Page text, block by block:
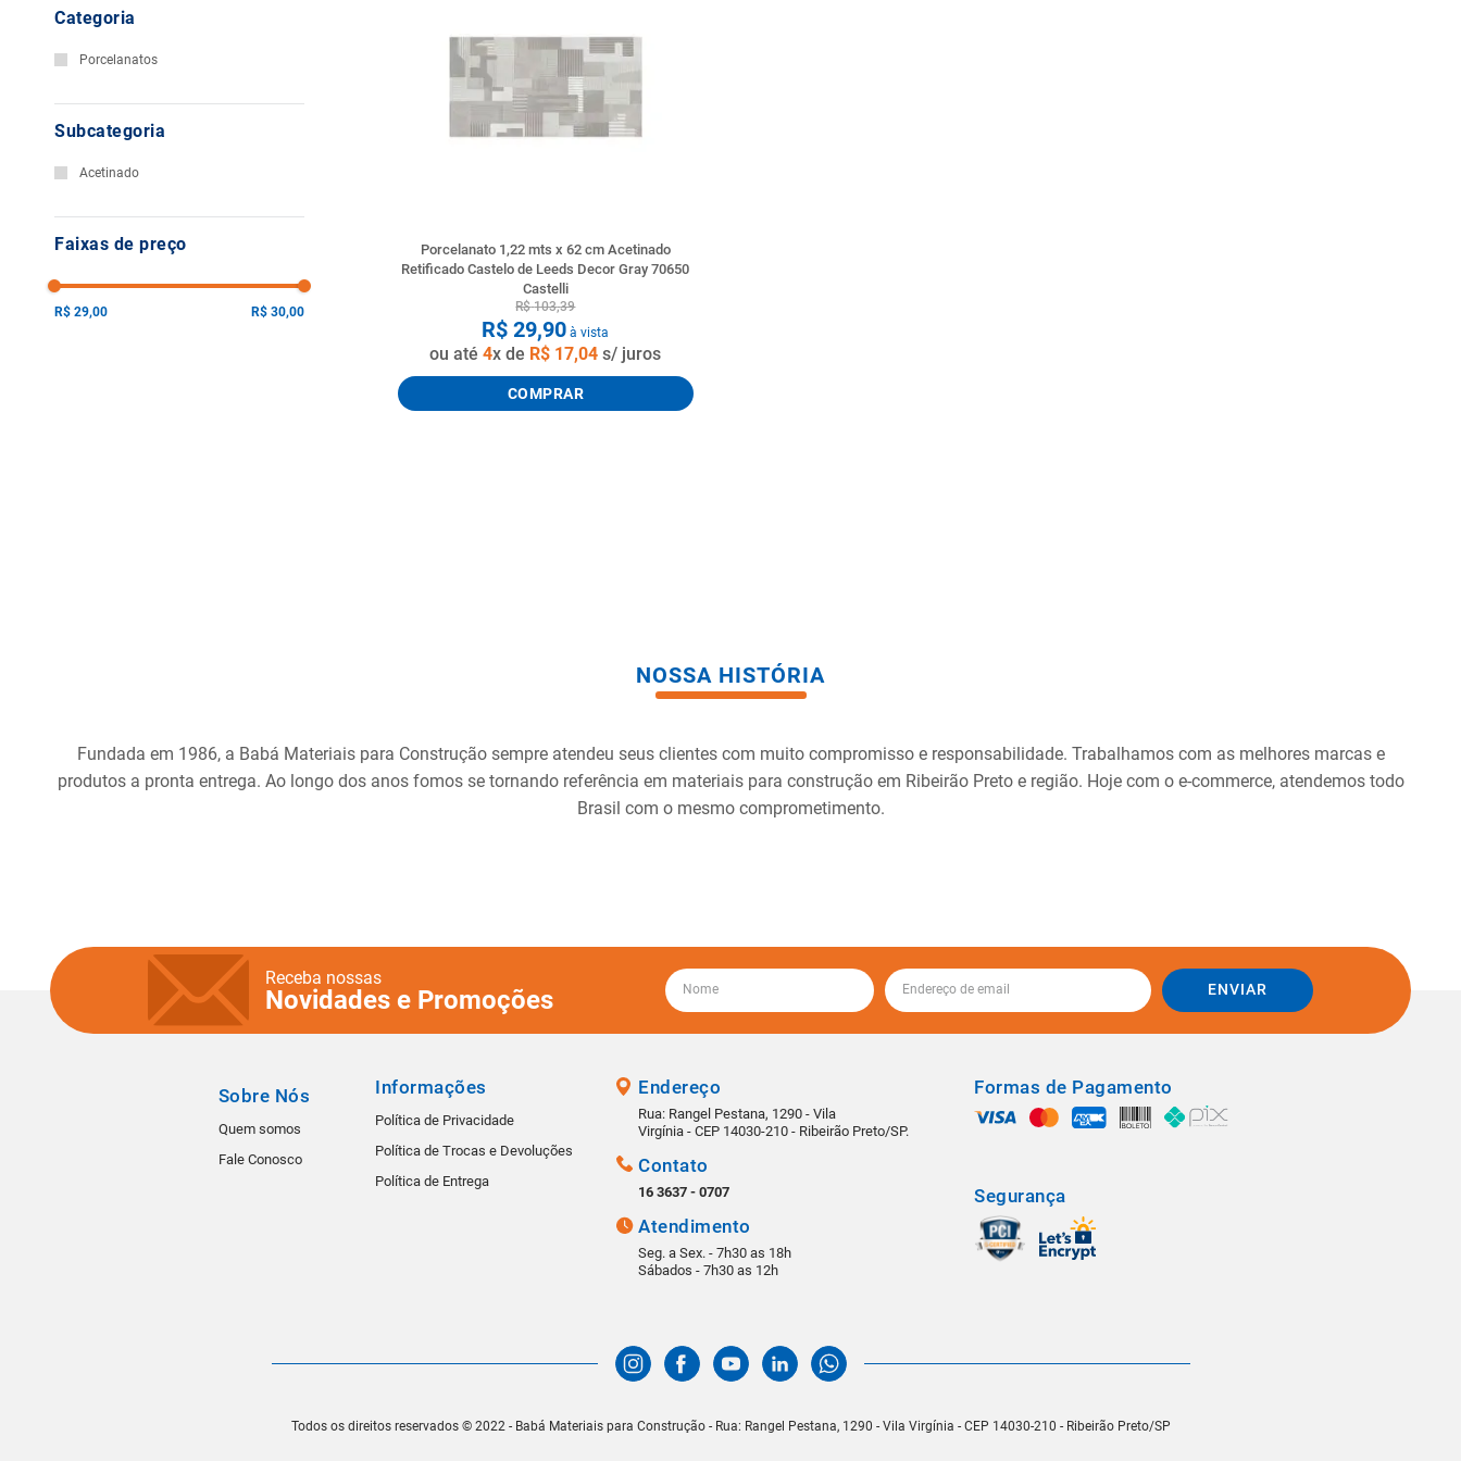
Categoria
Porcelanatos
Subcategoria
Acetinado
Faixas de preço
R$ 29,00 R$ 30,00
Porcelanato 1,22 mts x 62 cm Acetinado
Retificado Castelo de Leeds Decor Gray 70650
Castelli
R$ 103,39
R$ 29,90 à vista
ou até4x de R$ 17,04 s/ juros
COMPRAR
NOSSA HISTÓRIA
Fundada em 1986, a Babá Materiais para Construção sempre atendeu seus clientes com muito compromisso e responsabilidade. Trabalhamos com as melhores marcas e
produtos a pronta entrega. Ao longo dos anos fomos se tornando referência em materiais para construção em Ribeirão Preto e região. Hoje com o e-commerce, atendemos todo
Brasil com o mesmo comprometimento.
Receba nossas
Novidades e Promoções ENVIAR
Sobre Nós
Quem somos
Fale Conosco
Informações
Política de Privacidade
Política de Trocas e Devoluções
Política de Entrega
Endereço
Rua: Rangel Pestana, 1290 - Vila
Virgínia - CEP 14030-210 - Ribeirão Preto/SP.
Contato
16 3637 - 0707
Atendimento
Seg. a Sex. - 7h30 as 18h
Sábados - 7h30 as 12h
Formas de Pagamento
Segurança
Todos os direitos reservados © 2022 - Babá Materiais para Construção - Rua: Rangel Pestana, 1290 - Vila Virgínia - CEP 14030-210 - Ribeirão Preto/SP